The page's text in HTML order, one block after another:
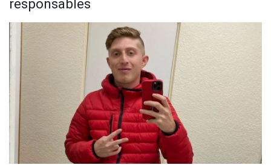
responsables